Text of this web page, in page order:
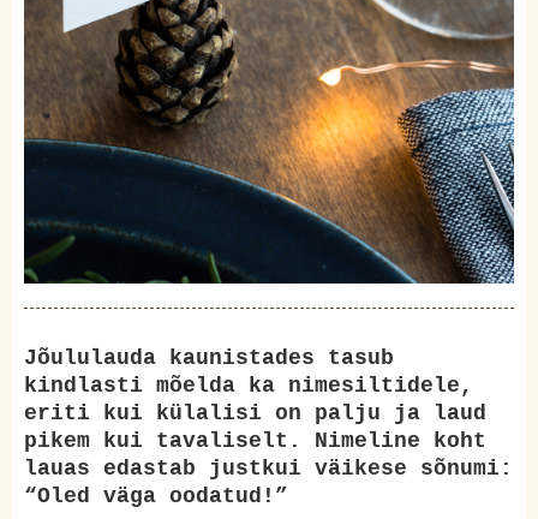
Jõululauda kaunistades tasub
kindlasti mõelda ka nimesiltidele,
eriti kui külalisi on palju ja laud
pikem kui tavaliselt. Nimeline koht
lauas edastab justkui väikese sõnumi:
“Oled väga oodatud!”